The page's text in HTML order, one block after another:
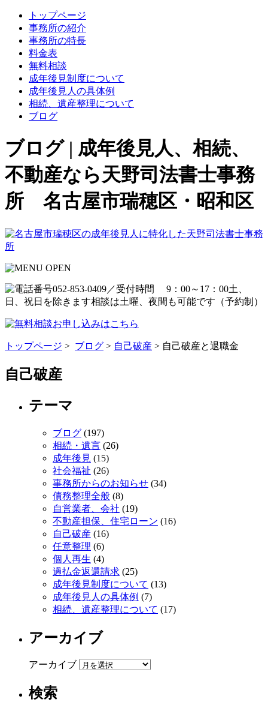
トップページ
事務所の紹介
事務所の特長
料金表
無料相談
成年後見制度について
成年後見人の具体例
相続、遺産整理について
ブログ
ブログ | 成年後見人、相続、
不動産なら天野司法書士事務
所 名古屋市瑞穂区・昭和区
トップページ > ブログ > 自己破産 > 自己破産と退職金
自己破産
テーマ
ブログ (197)
相続・遺言 (26)
成年後見 (15)
社会福祉 (26)
事務所からのお知らせ (34)
債務整理全般 (8)
自営業者、会社 (19)
不動産担保、住宅ローン (16)
自己破産 (16)
任意整理 (6)
個人再生 (4)
過払金返還請求 (25)
成年後見制度について (13)
成年後見人の具体例 (7)
相続、遺産整理について (17)
アーカイブ
アーカイブ
検索